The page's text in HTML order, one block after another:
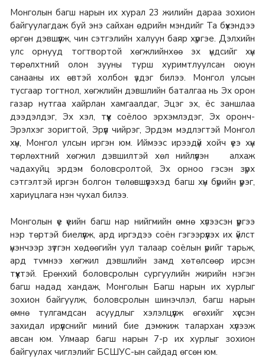
Монголын багш нарын их хурал 23 жилийн дараа зохион
байгуулагдаж буй энэ сайхан өдрийн мэндийг Та бүхэндээ
өргөн дэвшүүлж, чин сэтгэлийн халуун баяр хүргэе. Дэлхийн
улс орнууд тогтвортой хөгжлийнхөө эх үндсийг хүн
төрөлхтний олон зууны турш хуримтлуулсан оюун
санааны их өвтэй холбон үздэг билээ. Монгол улсын
тусгаар тогтнол, хөгжлийн дэвшлийн баталгаа нь Эх орон
газар нутгаа хайрлан хамгаалдаг, Эцэг эх, ёс заншлаа
дээдэлдэг, Эх хэл, түүх соёлоо эрхэмлэдэг, Эх оронч-
Эрэлхэг зоригтой, Эрүүл чийрэг, Эрдэм мэдлэгтэй Монгол
хүн, Монгол улсын иргэн юм. Иймээс ирээдүй хойч үеэ хүн
төрлөхтний хөгжил дэвшилтэй хөл нийлүүлэн алхаж
чадахуйц эрдэм боловсролтой, Эх орноо гэсэн зүрх
сэтгэлтэй иргэн болгон төлөвшүүлэхэд багш хүн бүрийн үүрэг,
хариуцлага нэн чухал билээ.
Монголын үе үеийн багш нар нийгмийн өмнө хүлээсэн үүргээ
нэр төртэй биелүүлж, ард иргэдээ соён гэгээрүүлэх их үйлст
үнэнчээр зүтгэн хөдөөгийн уул талаар соёлын үрийг тарьж,
ард тvмнээ хөгжил дэвшлийн замд хөтөлсөөр ирсэн
түүхтэй. Ерөнхий боловсролын сургуулийн жирийн нэгэн
багш надад хандаж, Монголын Багш нарын их хурлыг
зохион байгуулж, боловсролын шинэчлэл, багш нарын
өмнө тулгамдсан асуудлыг хэлэлцүүлж өгөхийг хүссэн
захидал ирүүлснийг миний бие дэмжиж талархан хүлээж
авсан юм.Улмаар багш нарын 7-р их хурлыг зохион
байгуулах чиглэлийг БСШУС-ын сайдад өгсөн юм.